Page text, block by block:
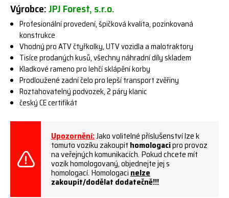
Výrobce:JPJ Forest, s.r.o.
Profesionální provedení, špičková kvalita, pozinkovaná
konstrukce
Vhodný pro ATV čtyřkolky, UTV vozidla a malotraktory
Tisíce prodaných kusů, všechny náhradní díly skladem
Kladkové rameno pro lehčí sklápění korby
Prodloužené zadní čelo pro lepší transport zvěřiny
Roztahovatelný podvozek, 2 páry klanic
český CE certifikát
Upozornění:Jako volitelné příslušenství lze k
tomuto vozíku zakoupit homologacipro provoz
na veřejných komunikacích. Pokud chcete mít
vozík homologovaný, objednejte jej s
homologací. Homologacinelze
zakoupit/dodělat dodatečně!!!